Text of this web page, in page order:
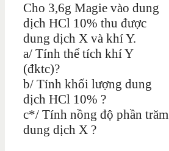
Cho 3,6g Magie vào dung
dịch HCl 10% thu được
dung dịch X và khí Y.
a/ Tính thể tích khí Y
(đktc)?
b/ Tính khối lượng dung
dịch HCl 10% ?
c*/ Tính nồng độ phần trăm
dung dịch X ?